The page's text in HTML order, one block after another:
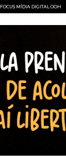
FOCUS MÍDIA DIGITAL OOH